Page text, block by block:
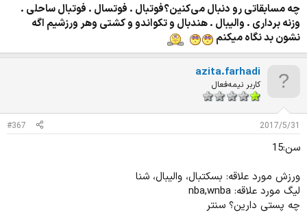
چه مسابقاتی رو دنبال می‌کنین؟فوتبال . فوتسال . فوتبال ساحلی .
وزنه برداری . والیبال . هندبال و تکواندو و کشتی وهر ورزشیم اگه
نشون بد نگاه میکنم
azita.farhadi
کاربر نیمه‌فعال
2017/5/31
#367
سن:15
ورزش مورد علاقه: بسکتبال، والیبال، شنا
لیگ مورد علاقه: nba,wnba
چه پستی دارین؟ سنتر